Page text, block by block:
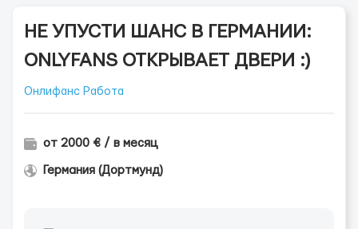
НЕ УПУСТИ ШАНС В ГЕРМАНИИ:
ONLYFANS ОТКРЫВАЕТ ДВЕРИ :)
Онлифанс Работа
от 2000 € / в месяц
Германия (Дортмунд)